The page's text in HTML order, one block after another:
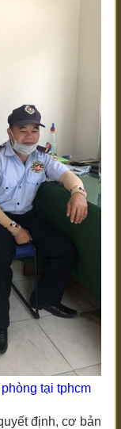
tại tphcm
định, cơ bản